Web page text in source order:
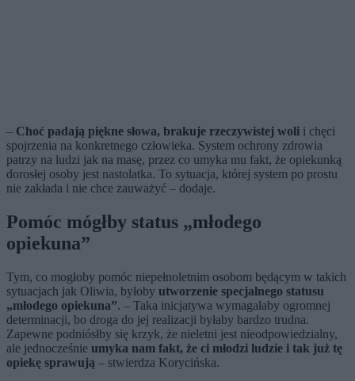
– Choć padają piękne słowa, brakuje rzeczywistej woli i chęci
spojrzenia na konkretnego człowieka. System ochrony zdrowia
patrzy na ludzi jak na masę, przez co umyka mu fakt, że opiekunką
dorosłej osoby jest nastolatka. To sytuacja, której system po prostu
nie zakłada i nie chce zauważyć – dodaje.
Pomóc mógłby status „młodego
opiekuna”
Tym, co mogłoby pomóc niepełnoletnim osobom będącym w takich
sytuacjach jak Oliwia, byłoby utworzenie specjalnego statusu
„młodego opiekuna”. – Taka inicjatywa wymagałaby ogromnej
determinacji, bo droga do jej realizacji byłaby bardzo trudna.
Zapewne podniósłby się krzyk, że nieletni jest nieodpowiedzialny,
ale jednocześnie umyka nam fakt, że ci młodzi ludzie i tak już tę
opiekę sprawują – stwierdza Korycińska.